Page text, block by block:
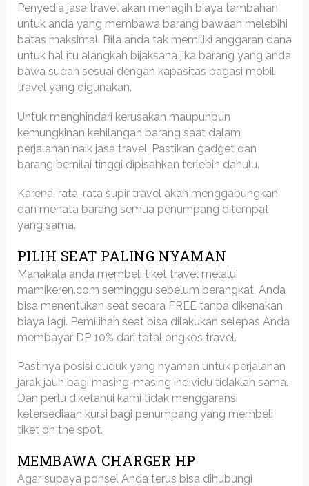
Penyedia jasa travel akan menagih biaya tambahan
untuk anda yang membawa barang bawaan melebihi
batas maksimal. Bila anda tak memiliki anggaran dana
untuk hal itu alangkah bijaksana jika barang yang anda
bawa sudah sesuai dengan kapasitas bagasi mobil
travel yang digunakan.
Untuk menghindari kerusakan maupunpun
kemungkinan kehilangan barang saat dalam
perjalanan naik jasa travel, Pastikan gadget dan
barang bernilai tinggi dipisahkan terlebih dahulu.
Karena, rata-rata supir travel akan menggabungkan
dan menata barang semua penumpang ditempat
yang sama.
PILIH SEAT PALING NYAMAN
Manakala anda membeli tiket travel melalui
mamikeren.com seminggu sebelum berangkat, Anda
bisa menentukan seat secara FREE tanpa dikenakan
biaya lagi. Pemilihan seat bisa dilakukan selepas Anda
membayar DP 10% dari total ongkos travel.
Pastinya posisi duduk yang nyaman untuk perjalanan
jarak jauh bagi masing-masing individu tidaklah sama.
Dan perlu diketahui kami tidak menggaransi
ketersediaan kursi bagi penumpang yang membeli
tiket on the spot.
MEMBAWA CHARGER HP
Agar supaya ponsel Anda terus bisa dihubungi